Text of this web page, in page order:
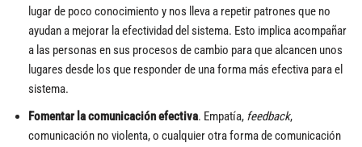
lugar de poco conocimiento y nos lleva a repetir patrones que no
ayudan a mejorar la efectividad del sistema. Esto implica acompañar
a las personas en sus procesos de cambio para que alcancen unos
lugares desde los que responder de una forma más efectiva para el
sistema.
Fomentar la comunicación efectiva. Empatía, feedback,
comunicación no violenta, o cualquier otra forma de comunicación